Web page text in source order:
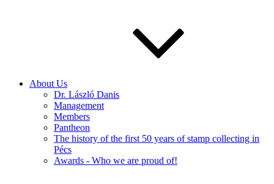
About Us
Dr. László Danis
Management
Members
Pantheon
The history of the first 50 years of stamp collecting in
Pécs
Awards - Who we are proud of!